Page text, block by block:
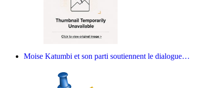
Moise Katumbi et son parti soutiennent le dialogue…